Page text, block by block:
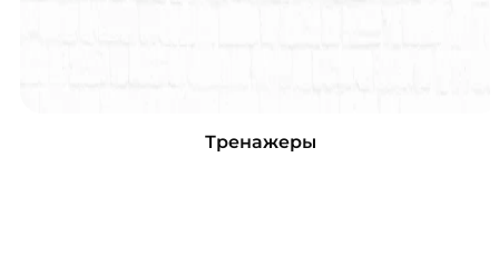
Тренажеры